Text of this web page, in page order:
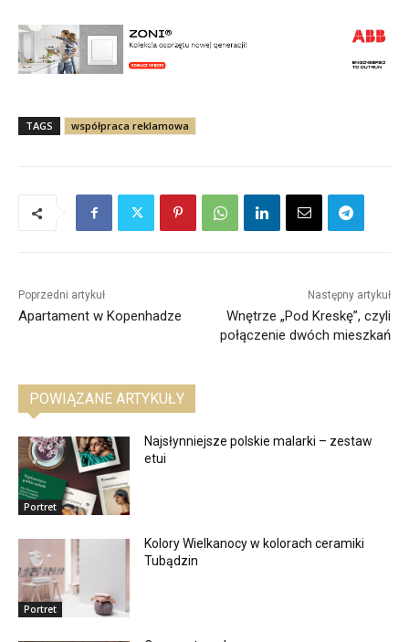
TAGS współpraca reklamowa
Poprzedni artykuł
Apartament w Kopenhadze
Następny artykuł
Wnętrze „Pod Kreskę”, czyli
połączenie dwóch mieszkań
POWIĄZANE ARTYKUŁY
Portret
Najsłynniejsze polskie malarki – zestaw
etui
Portret
Kolory Wielkanocy w kolorach ceramiki
Tubądzin